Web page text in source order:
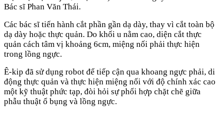
Bác sĩ Phan Văn Thái.
Các bác sĩ tiến hành cắt phần gần dạ dày, thay vì cắt toàn bộ
dạ dày hoặc thực quản. Do khối u nằm cao, diện cắt thực
quản cách tâm vị khoảng 6cm, miệng nối phải thực hiện
trong lồng ngực.
Ê-kip đã sử dụng robot để tiếp cận qua khoang ngực phải, di
động thực quản và thực hiện miệng nối với độ chính xác cao
một kỹ thuật phức tạp, đòi hỏi sự phối hợp chặt chẽ giữa
phẫu thuật ổ bụng và lồng ngực.